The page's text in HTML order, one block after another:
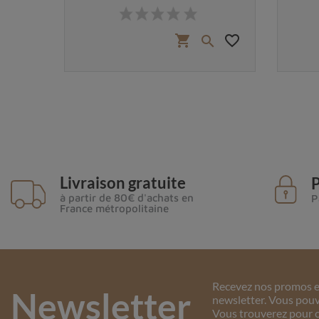
shopping_cart  favorite_border
Livraison gratuite
à partir de 80€ d'achats en
France métropolitaine
Newsletter
Recevez nos promos
newsletter. Vous
Vous trouverez pour